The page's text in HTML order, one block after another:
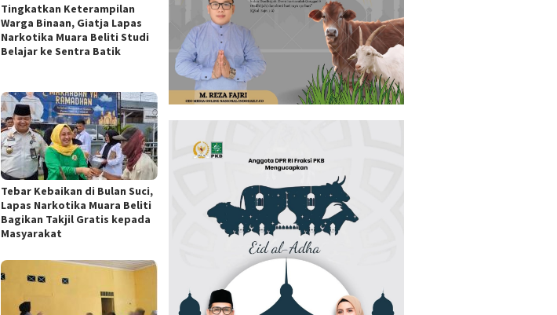
Tingkatkan Keterampilan
Warga Binaan, Giatja Lapas
Narkotika Muara Beliti Studi
Belajar ke Sentra Batik
Tebar Kebaikan di Bulan Suci,
Lapas Narkotika Muara Beliti
Bagikan Takjil Gratis kepada
Masyarakat